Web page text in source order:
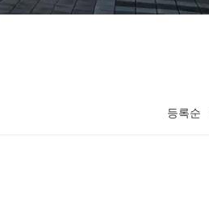
등록순